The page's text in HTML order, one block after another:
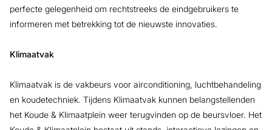
perfecte gelegenheid om rechtstreeks de eindgebruikers te
informeren met betrekking tot de nieuwste innovaties.
Klimaatvak
Klimaatvak is de vakbeurs voor airconditioning, luchtbehandeling
en koudetechniek. Tijdens Klimaatvak kunnen belangstellenden
het Koude & Klimaatplein weer terugvinden op de beursvloer. Het